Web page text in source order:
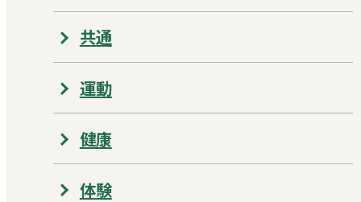
共通
運動
健康
体験